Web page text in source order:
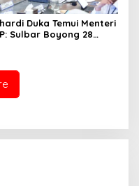
Duka Temui Menteri
Sulbar Boyong 28